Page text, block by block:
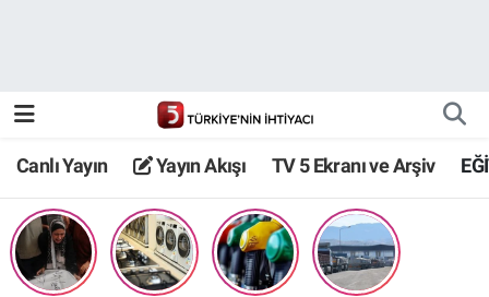
Canlı Yayın Yayın Akışı TV 5 Ekranı ve Arşiv
TV 5 Ekranı ve Arşiv